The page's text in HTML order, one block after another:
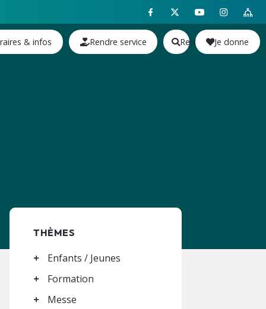
& infos Rendre service RechercherJe donne
THÈMES
Enfants / Jeunes
Formation
Messe